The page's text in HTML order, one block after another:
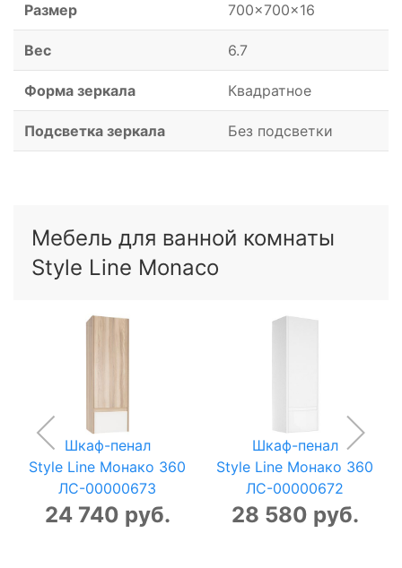
Размер 700x700x16
Вес 6.7
Форма зеркала Квадратное
Подсветка зеркала Без подсветки
Мебель для ванной комнаты
Style Line Monaco
Шкаф-пенал
Style Line Монако 360
ЛС-00000673
24 740 руб.
Шкаф-пенал
Style Line Монако 360
ЛС-00000672
28 580 руб.